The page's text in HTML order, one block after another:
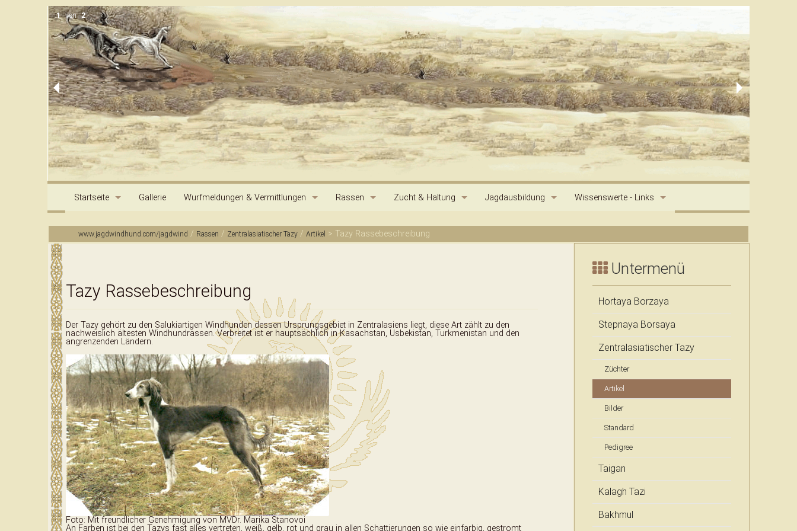
1 von 2
Startseite
Kontakt & Information Impressum
Datenschutz
Gallerie Wurfmeldungen & Vermittlungen
Archiv
Rassen
Hortaya Borzaya Standard
KazakhTazy & Taigan Breeder
Artikel
Bilder
Taigan Aktuelles
Züchter KazakhTazy & Taigan Breeder
Kalagh Tazi
Bakhmul
Zucht & Haltung
Ursprung der Hunde
Jagdausbildung
Jagdprüfung
Wissenswerte - Links
Saluki Geschichte
PADS Artikel deutsch: Windhunde
www.jagdwindhund.com/jagdwind / Rassen / Zentralasiatischer Tazy / Artikel > Tazy Rassebeschreibung
Tazy Rassebeschreibung
Der Tazy gehört zu den Salukiartigen Windhunden dessen Ursprungsgebiet in Zentralasiens liegt, diese Art zählt zu den
nachweislich ältesten Windhundrassen. Verbreitet ist er hauptsächlich in Kasachstan, Usbekistan, Turkmenistan und den
angrenzenden Ländern.
Foto: Mit freundlicher Genehmigung von MVDr. Marika Stanovoi
An Farben ist bei den Tazys fast alles vertreten, weiß, gelb, rot und grau in allen Schattierungen so wie einfarbig, gestromt
Untermenü
Hortaya Borzaya
Stepnaya Borsaya
Zentralasiatischer Tazy
Züchter
Artikel
Bilder
Standard
Pedigree
Taigan
Kalagh Tazi
Bakhmul